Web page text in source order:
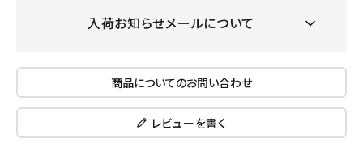
入荷お知らせメールについて
商品についてのお問い合わせ
レビューを書く